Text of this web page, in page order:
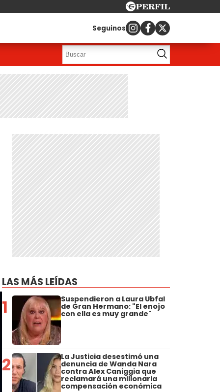
Seguinos
LAS MÁS LEÍDAS
1 Suspendieron a Laura Ubfal
de Gran Hermano: "El enojo
con ella es muy grande"
2 La Justicia desestimó una
denuncia de Wanda Nara
contra Alex Caniggia que
reclamará una millonaria
compensación económica